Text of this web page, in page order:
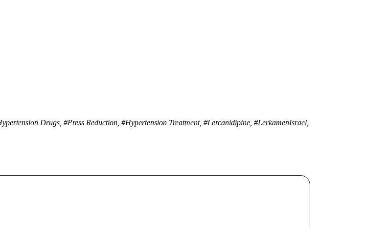
Drugs, #Press Reduction, #Hypertension Treatment, #Lercanidipine, #LerkamenIsrael,